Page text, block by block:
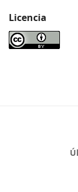
Licencia